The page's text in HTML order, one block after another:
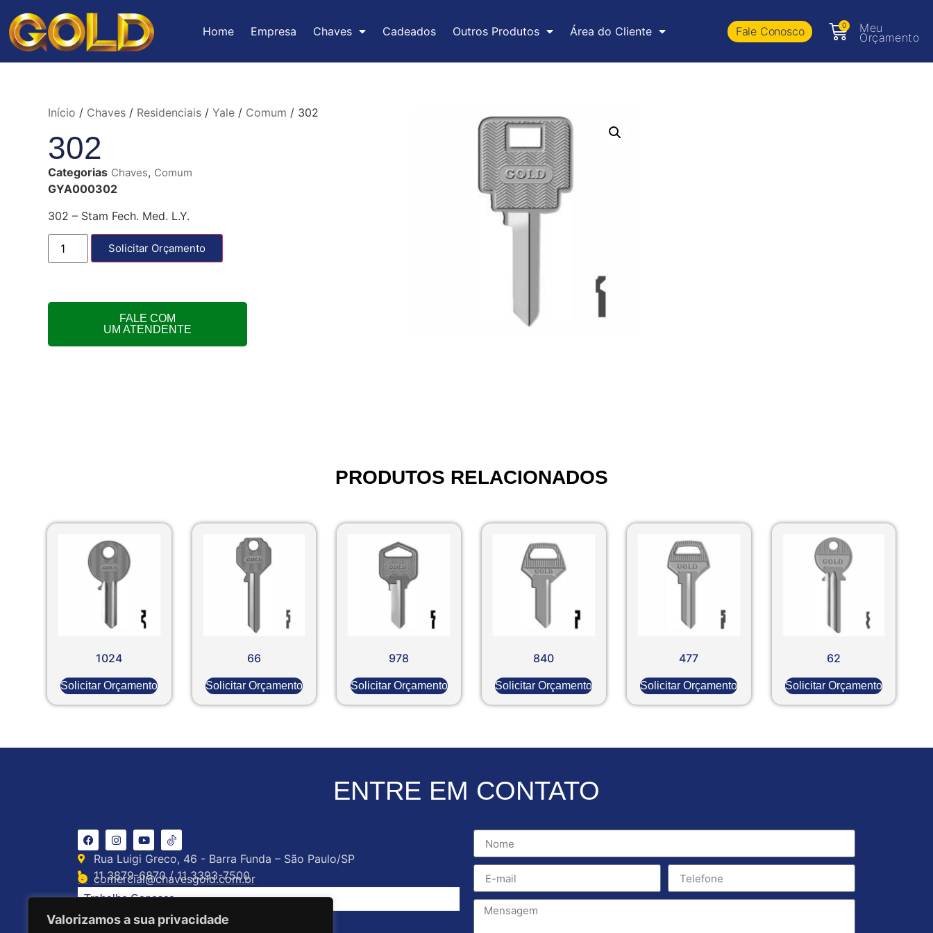
Valorizamos a sua privacidade
Home Empresa Chaves Cadeados Outros Produtos Área do Cliente Fale Conosco 0 Meu
Orçamento
Início / Chaves/ Residenciais/ Yale/ Comum / 302
302
Categorias Chaves, Comum
GYA000302
302 – Stam Fech. Med. L.Y.
Solicitar Orçamento
FALE COM
UM ATENDENTE
PRODUTOS RELACIONADOS
1024
Solicitar Orçamento
66
Solicitar Orçamento
978
Solicitar Orçamento
840
Solicitar Orçamento
477
Solicitar Orçamento
62
Solicitar Orçamento
ENTRE EM CONTATO
Rua Luigi Greco, 46 - Barra Funda – São Paulo/SP
11 3879-6870 / 11 3393-7500
comercial@chavesgold.com.br
Trabalhe Conosco